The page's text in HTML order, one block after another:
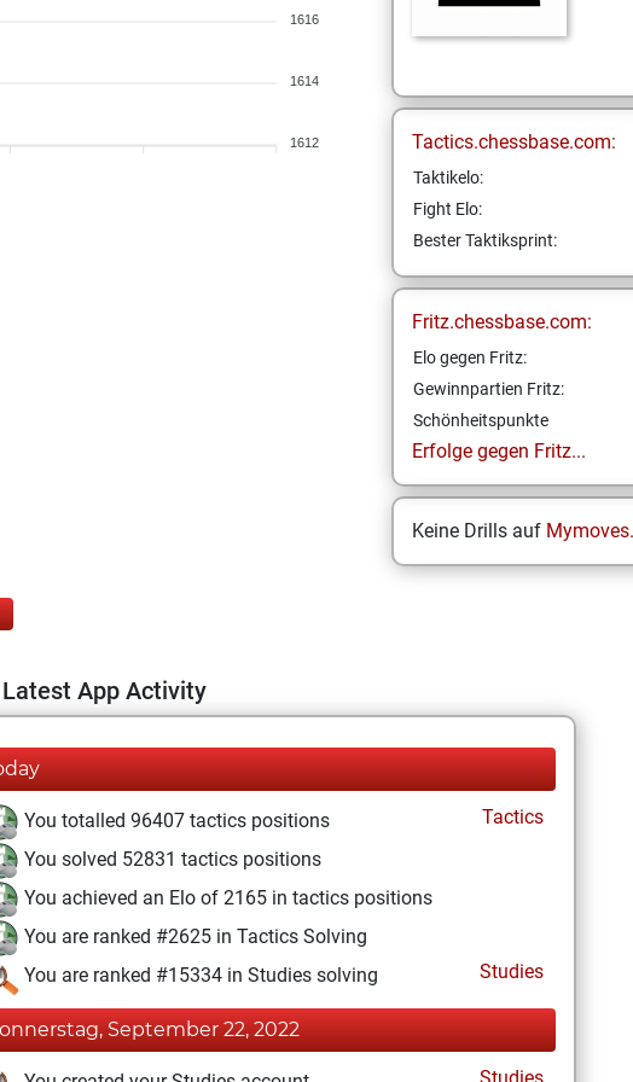
1616
1614
1612 Tactics.chessbase.com:
Taktikelo:
Fight Elo:
Bester Taktiksprint:
Fritz.chessbase.com:
Elo gegen Fritz:
Gewinnpartien Fritz:
Schönheitspunkte
Erfolge gegen Fritz...
Keine Drills auf
Latest App Activity
You totalled 96407 tactics positions
Tactics
You solved 52831 tactics positions
You achieved an Elo of 2165 in tactics positions
You are ranked #2625 in Tactics Solving
You are ranked #15334 in Studies solving
Studies
September 22, 2022